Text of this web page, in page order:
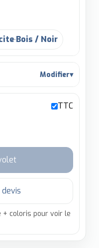
•Bois / Noir
Modifier▾
TTC
+ coloris pour voir le